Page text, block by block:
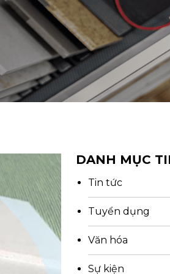
DANH MỤC
Tin tức
Tuyển dụng
Văn hóa
Sự kiện